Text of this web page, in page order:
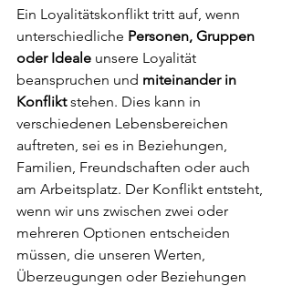
Ein Loyalitätskonflikt tritt auf, wenn
unterschiedliche Personen, Gruppen
oder Ideale unsere Loyalität
beanspruchen und miteinander in
Konflikt stehen. Dies kann in
verschiedenen Lebensbereichen
auftreten, sei es in Beziehungen,
Familien, Freundschaften oder auch
am Arbeitsplatz. Der Konflikt entsteht,
wenn wir uns zwischen zwei oder
mehreren Optionen entscheiden
müssen, die unseren Werten,
Überzeugungen oder Beziehungen